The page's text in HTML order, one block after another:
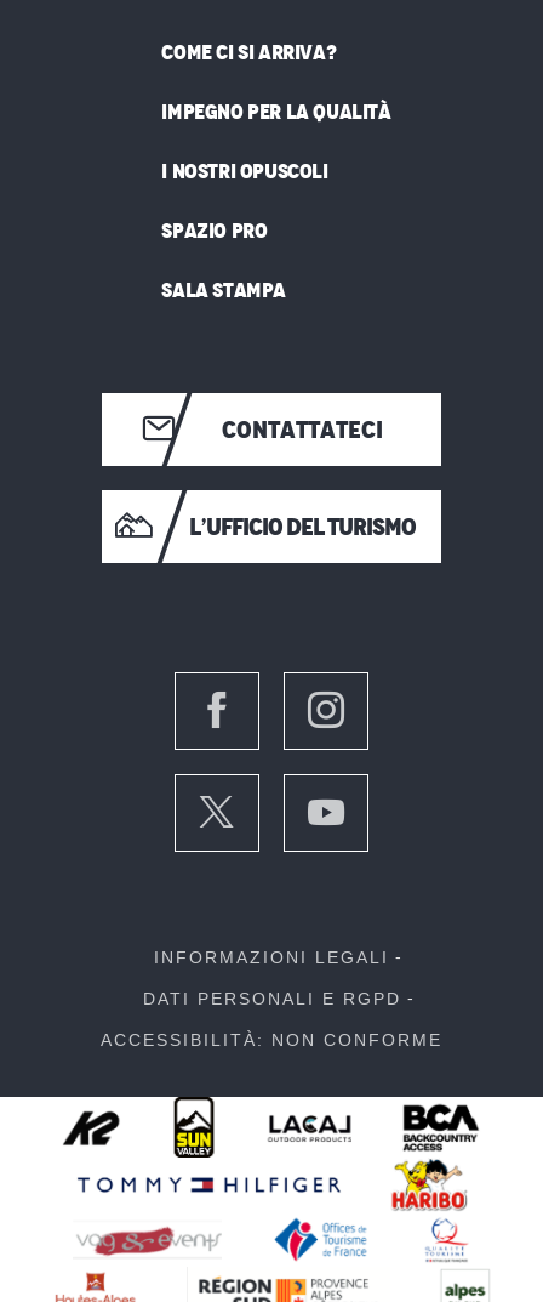
COME CI SI ARRIVA?
IMPEGNO PER LA QUALITÀ
I NOSTRI OPUSCOLI
SPAZIO PRO
SALA STAMPA
CONTATTATECI
L’UFFICIO DEL TURISMO
INFORMAZIONI LEGALI
DATI PERSONALI E RGPD
ACCESSIBILITÀ: NON CONFORME